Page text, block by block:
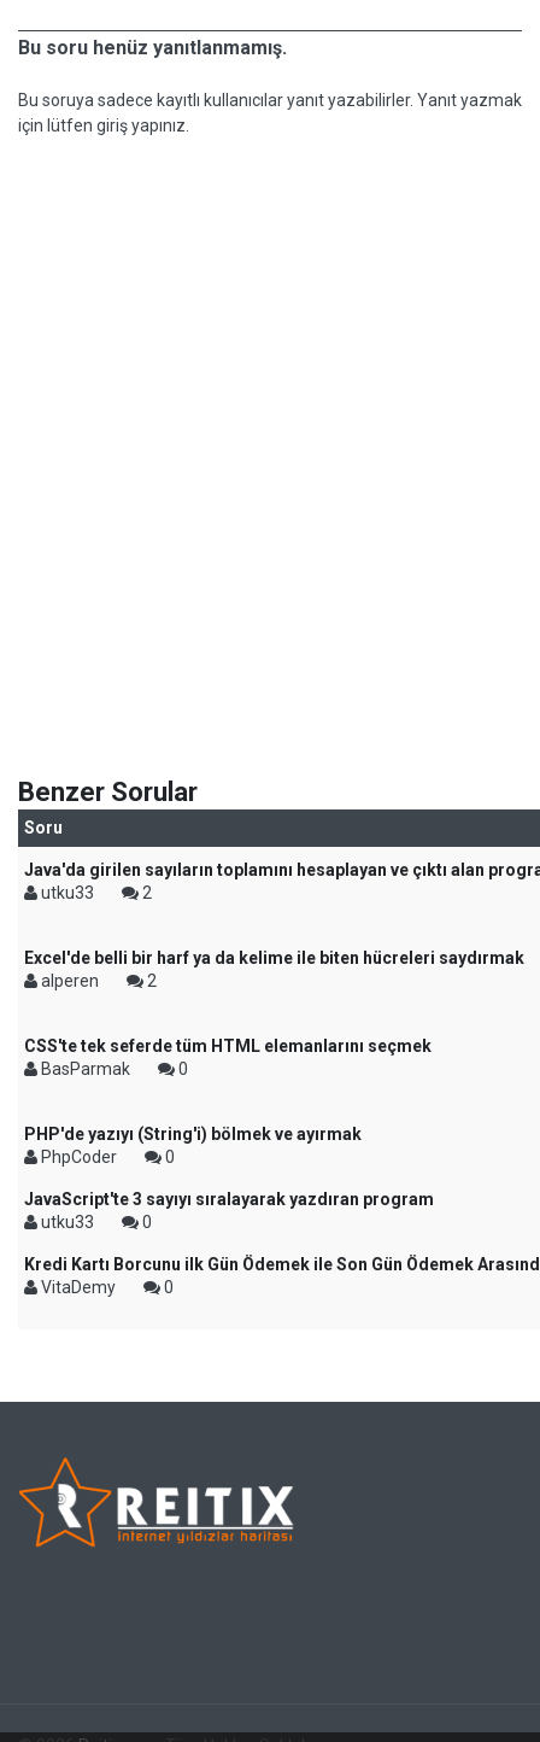
Bu soru henüz yanıtlanmamış.
Bu soruya sadece kayıtlı kullanıcılar yanıt yazabilirler. Yanıt yazmak
için lütfen giriş yapınız.
Benzer Sorular
Soru
Java'da girilen sayıların toplamını hesaplayan ve çıktı alan
utku33
2
Excel'de belli bir harf ya da kelime ile biten hücreleri saydırmak
alperen
2
CSS'te tek seferde tüm HTML elemanlarını seçmek
BasParmak
0
PHP'de yazıyı (String'i) bölmek ve ayırmak
PhpCoder
0
JavaScript'te 3 sayıyı sıralayarak yazdıran program
utku33
0
Kredi Kartı Borcunu ilk Gün Ödemek ile Son Gün Ödemek
VitaDemy
0